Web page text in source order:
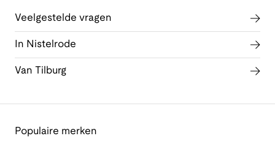
Veelgestelde vragen
In Nistelrode
Van Tilburg
Populaire merken